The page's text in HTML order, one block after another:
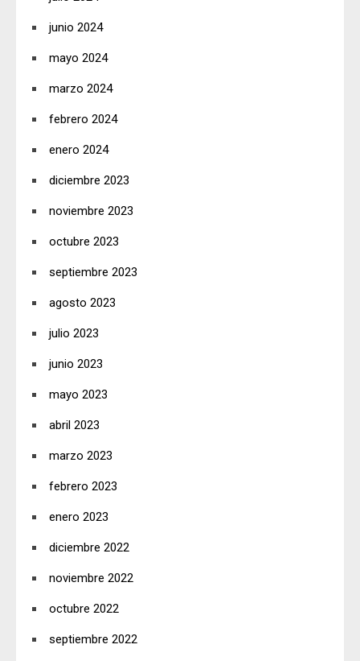
junio 2024
mayo 2024
marzo 2024
febrero 2024
enero 2024
diciembre 2023
noviembre 2023
octubre 2023
septiembre 2023
agosto 2023
julio 2023
junio 2023
mayo 2023
abril 2023
marzo 2023
febrero 2023
enero 2023
diciembre 2022
noviembre 2022
octubre 2022
septiembre 2022